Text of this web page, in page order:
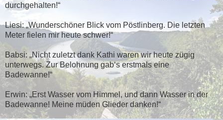
durchgehalten!“
Liesi: „Wunderschöner Blick vom Pöstlinberg. Die letzten
Meter fielen mir heute schwer!“
Babsi: „Nicht zuletzt dank Kathi waren wir heute zügig
unterwegs. Zur Belohnung gab‘s erstmals eine
Badewanne!“
Erwin: „Erst Wasser vom Himmel, und dann Wasser in der
Badewanne! Meine müden Glieder danken!“